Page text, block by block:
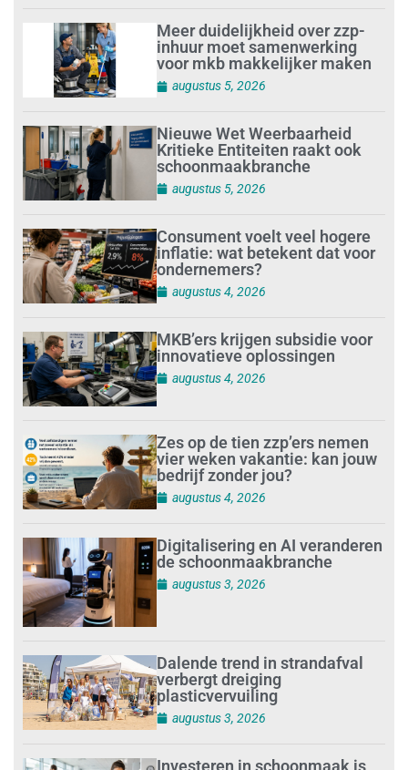
Meer duidelijkheid over zzp-
inhuur moet samenwerking
voor mkb makkelijker maken
augustus 5, 2026
Nieuwe Wet Weerbaarheid
Kritieke Entiteiten raakt ook
schoonmaakbranche
augustus 5, 2026
Consument voelt veel hogere
inflatie: wat betekent dat voor
ondernemers?
augustus 4, 2026
MKB’ers krijgen subsidie voor
innovatieve oplossingen
augustus 4, 2026
Zes op de tien zzp’ers nemen
vier weken vakantie: kan jouw
bedrijf zonder jou?
augustus 4, 2026
Digitalisering en AI veranderen
de schoonmaakbranche
augustus 3, 2026
Dalende trend in strandafval
verbergt dreiging
plasticvervuiling
augustus 3, 2026
Investeren in schoonmaak is